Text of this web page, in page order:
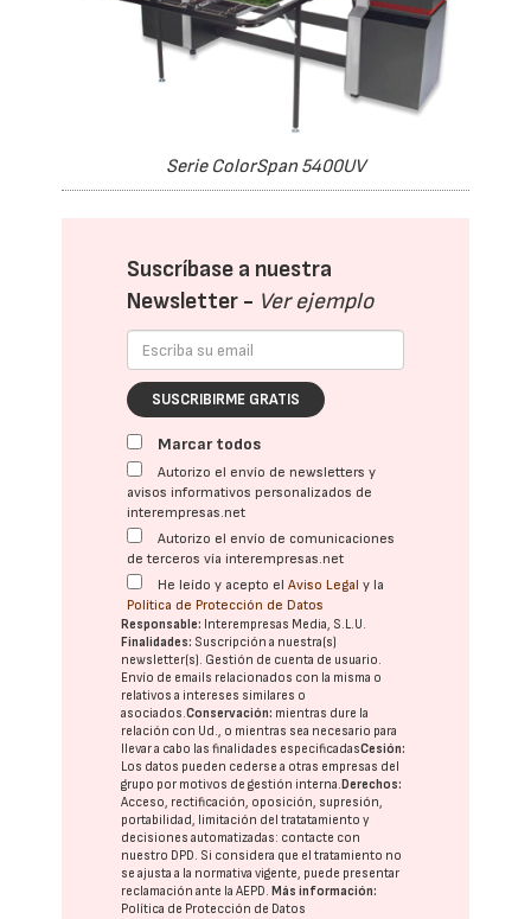
Serie ColorSpan 5400UV
Suscríbase a nuestra
Newsletter - Ver ejemplo
SUSCRIBIRME GRATIS
Marcar todos
Autorizo el envío de newsletters y
avisos informativos personalizados de
interempresas.net
Autorizo el envío de comunicaciones
de terceros vía interempresas.net
He leído y acepto elAviso Legal y la
Política de Protección de Datos
Responsable: Interempresas Media, S.L.U.
Finalidades: Suscripción a nuestra(s)
newsletter(s). Gestión de cuenta de usuario.
Envío de emails relacionados con la misma o
relativos a intereses similares o
asociados.Conservación: mientras dure la
relación con Ud., o mientras sea necesario para
llevar a cabo las finalidades especificadasCesión:
Los datos pueden cederse a otras empresas del
grupo por motivos de gestión interna.Derechos:
Acceso, rectificación, oposición, supresión,
portabilidad, limitación del tratatamiento y
decisiones automatizadas: contacte con
nuestro DPD. Si considera que el tratamiento no
se ajusta a la normativa vigente, puede presentar
reclamación ante laAEPD.Más información:
Política de Protección de Datos